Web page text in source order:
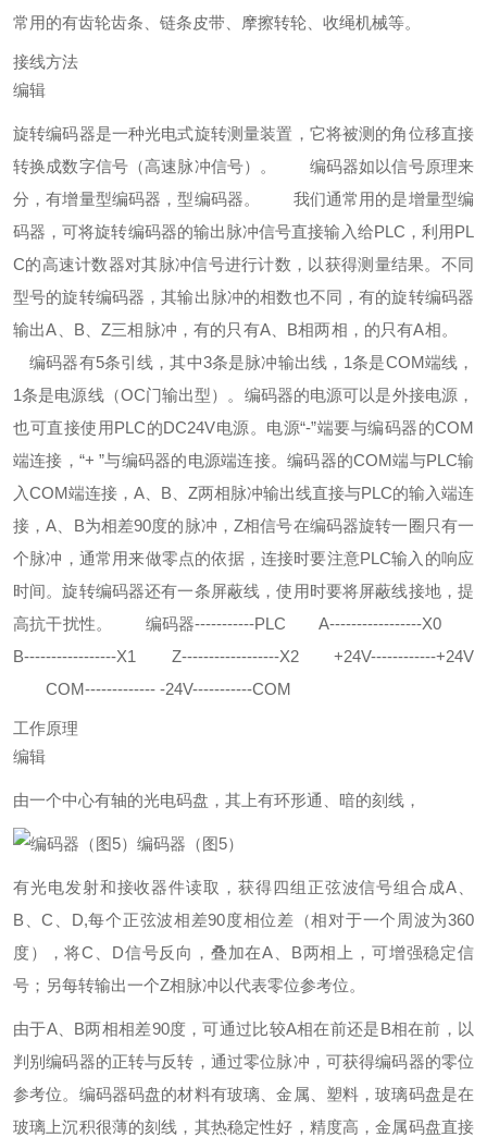
常用的有齿轮齿条、链条皮带、摩擦转轮、收绳机械等。
接线方法
编辑
旋转编码器是一种光电式旋转测量装置，它将被测的角位移直接
转换成数字信号（高速脉冲信号）。
编码器如以信号原理来
分，有增量型编码器，型编码器。
我们通常用的是增量型编
码器，可将旋转编码器的输出脉冲信号直接输入给PLC，利用PL
C的高速计数器对其脉冲信号进行计数，以获得测量结果。不同
型号的旋转编码器，其输出脉冲的相数也不同，有的旋转编码器
输出A、B、Z三相脉冲，有的只有A、B相两相，的只有A相。
编码器有5条引线，其中3条是脉冲输出线，1条是COM端线，
1条是电源线（OC门输出型）。编码器的电源可以是外接电源，
也可直接使用PLC的DC24V电源。电源“-”端要与编码器的COM
端连接，“+ ”与编码器的电源端连接。编码器的COM端与PLC输
入COM端连接，A、B、Z两相脉冲输出线直接与PLC的输入端连
接，A、B为相差90度的脉冲，Z相信号在编码器旋转一圈只有一
个脉冲，通常用来做零点的依据，连接时要注意PLC输入的响应
时间。旋转编码器还有一条屏蔽线，使用时要将屏蔽线接地，提
高抗干扰性。
编码器-----------PLC A-----------------X0
B-----------------X1
Z------------------X2+24V------------+24V
COM------------- -24V-----------COM
工作原理
编辑
由一个中心有轴的光电码盘，其上有环形通、暗的刻线，
编码器（图5）
有光电发射和接收器件读取，获得四组正弦波信号组合成A、
B、C、D,每个正弦波相差90度相位差（相对于一个周波为360
度），将C、D信号反向，叠加在A、B两相上，可增强稳定信
号；另每转输出一个Z相脉冲以代表零位参考位。
由于A、B两相相差90度，可通过比较A相在前还是B相在前，以
判别编码器的正转与反转，通过零位脉冲，可获得编码器的零位
参考位。编码器码盘的材料有玻璃、金属、塑料，玻璃码盘是在
玻璃上沉积很薄的刻线，其热稳定性好，精度高，金属码盘直接